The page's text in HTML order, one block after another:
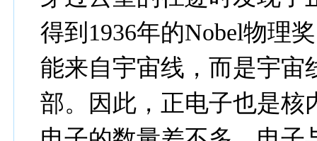
得到1936年的Nobel物理
能来自宇宙线，而是宇宙
部。因此，正电子也是核